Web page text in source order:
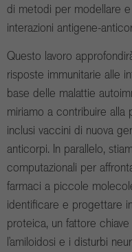
di metodi per modellare
interazioni antigene-
Questo lavoro
risposte immunitarie alle
base delle malattie
miriamo a contribuire alla
inclusi vaccini di nuova
anticorpi. In parallelo,
computazionali per
farmaci a piccole
identificare e progettare
proteica, un fattore
l’amiloidosi e i disturbi